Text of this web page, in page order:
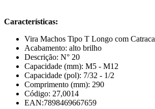
Características:
Vira Machos Tipo T Longo com Catraca
Acabamento: alto brilho
Descrição: N° 20
Capacidade (mm): M5 - M12
Capacidade (pol): 7/32 - 1/2
Comprimento (mm): 290
Código: 27,0014
EAN:7898469667659